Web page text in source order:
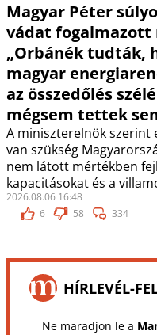
Magyar Péter
vádat fogalmazott
„Orbánék tudták,
magyar
az összedőlés
mégsem tettek
A miniszterelnök szerint
van szükség
nem látott mértékben
kapacitásokat és a
2026.08.06 16:48
6
58 334
HÍRLEVÉL-
Ne maradjon le a